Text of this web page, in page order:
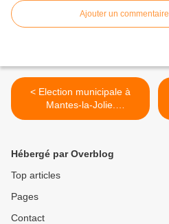
Ajouter un commentaire
< Election municipale à
Mantes-la-Jolie.
Communiqué de VIVRE
Hébergé par Overblog
Top articles
Pages
Contact